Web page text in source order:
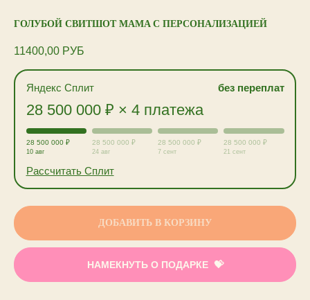
ГОЛУБОЙ СВИТШОТ MAMA С ПЕРСОНАЛИЗАЦИЕЙ
11400,00 РУБ
Яндекс Сплит без переплат
28 500 000 ₽ × 4 платежа
28 500 000 ₽
10 авг
28 500 000 ₽
24 авг
28 500 000 ₽
7 сент
28 500 000 ₽
21 сент
Рассчитать Сплит
ДОБАВИТЬ В КОРЗИНУ
НАМЕКНУТЬ О ПОДАРКЕ